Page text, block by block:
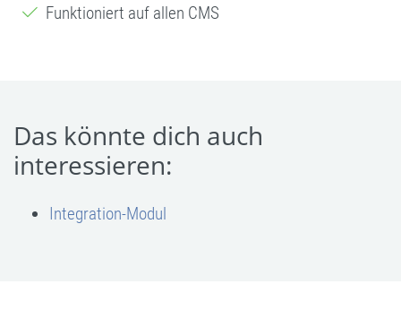
Funktioniert auf allen CMS
Das könnte dich auch
interessieren:
Integration-Modul